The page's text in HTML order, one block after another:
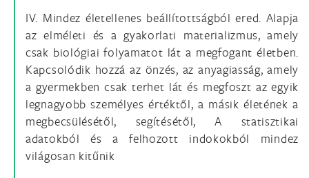
IV. Mindez életellenes beállítottságból ered. Alapja
az elméleti és a gyakorlati materializmus, amely
csak biológiai folyamatot lát a megfogant életben.
Kapcsolódik hozzá az önzés, az anyagiasság, amely
a gyermekben csak terhet lát és megfoszt az egyik
legnagyobb személyes értéktől, a másik életének a
megbecsülésétől, segítésétől, A statisztikai
adatokból és a felhozott indokokból mindez
világosan kitűnik